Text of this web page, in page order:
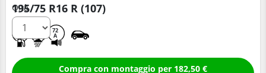
195/75 R16 R (107)
72
A
Q.tà
Compra con montaggio per 182,50 €